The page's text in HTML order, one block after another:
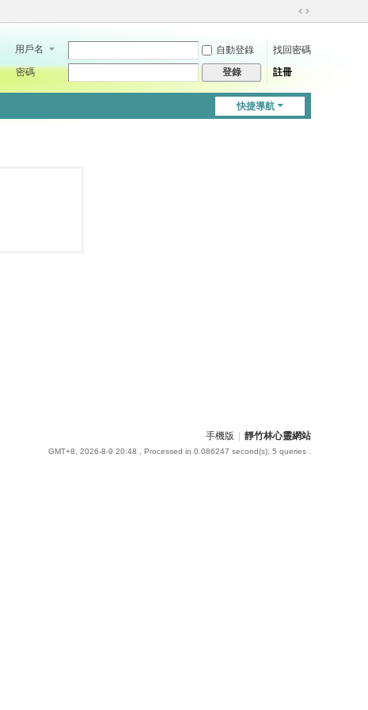
切
到
用戶名 自動登錄
找回密碼
密碼
登錄 註冊
快捷導航
手機版 靜竹林心靈網站
GMT+8, 2026-8-9 20:48 , Processed in 0.086247 second(s), 5 queries .